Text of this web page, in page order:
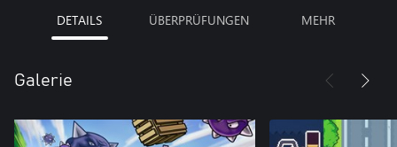
DETAILS ÜBERPRÜFUNGEN MEHR
Galerie